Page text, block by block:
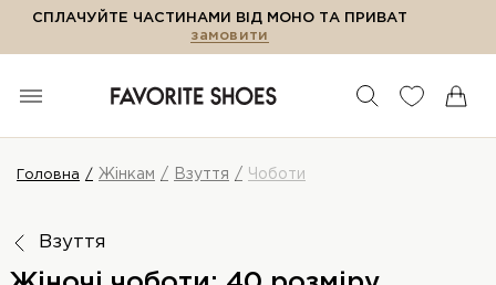
СПЛАЧУЙТЕ ЧАСТИНАМИ ВІД МОНО ТА ПРИВАТ
замовити
Головна Жінкам Взуття Чоботи
Взуття